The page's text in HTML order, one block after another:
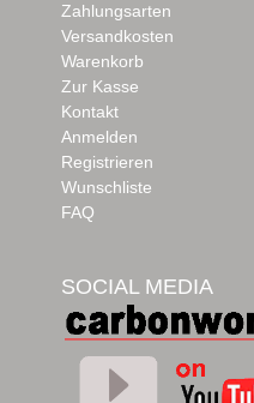
Zahlungsarten
Versandkosten
Warenkorb
Zur Kasse
Kontakt
Anmelden
Registrieren
Wunschliste
FAQ
SOCIAL MEDIA